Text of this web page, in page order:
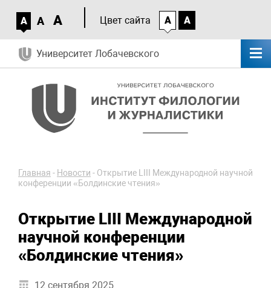
A A A Цвет сайта A A
Университет Лобачевского
Главная - Новости - Открытие LIII Международной научной
конференции «Болдинские чтения»
Открытие LIII Международной
научной конференции
«Болдинские чтения»
12 сентября 2025